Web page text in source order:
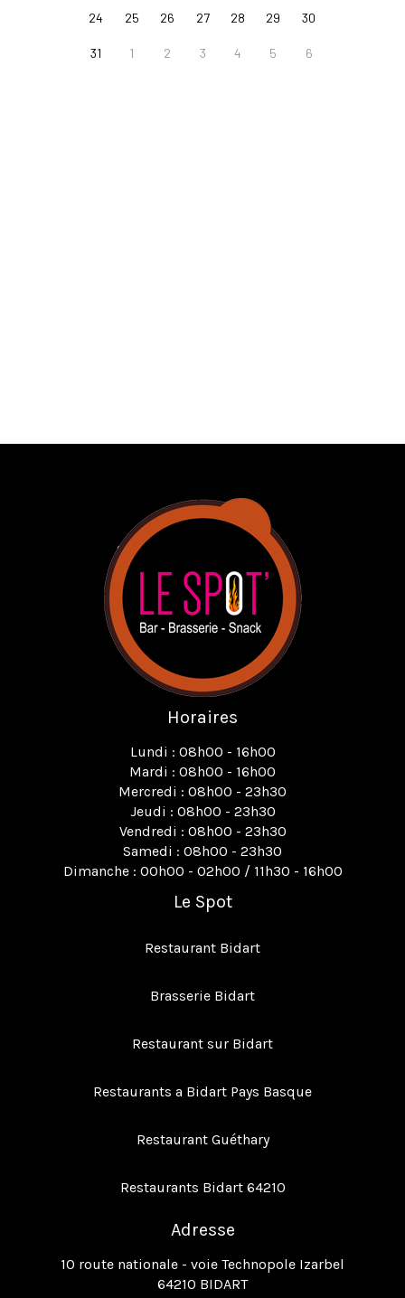
Horaires
Lundi : 08h00 - 16h00
Mardi : 08h00 - 16h00
Mercredi : 08h00 - 23h30
Jeudi : 08h00 - 23h30
Vendredi : 08h00 - 23h30
Samedi : 08h00 - 23h30
Dimanche : 00h00 - 02h00 / 11h30 - 16h00
Le Spot
Restaurant Bidart
Brasserie Bidart
Restaurant sur Bidart
Restaurants a Bidart Pays Basque
Restaurant Guéthary
Restaurants Bidart 64210
Adresse
10 route nationale - voie Technopole Izarbel
64210 BIDART